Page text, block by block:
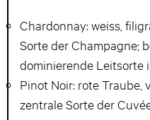
Chardonnay: weiss,
Sorte der Champagne;
dominierende Leitsorte
Pinot Noir: rote
zentrale Sorte der